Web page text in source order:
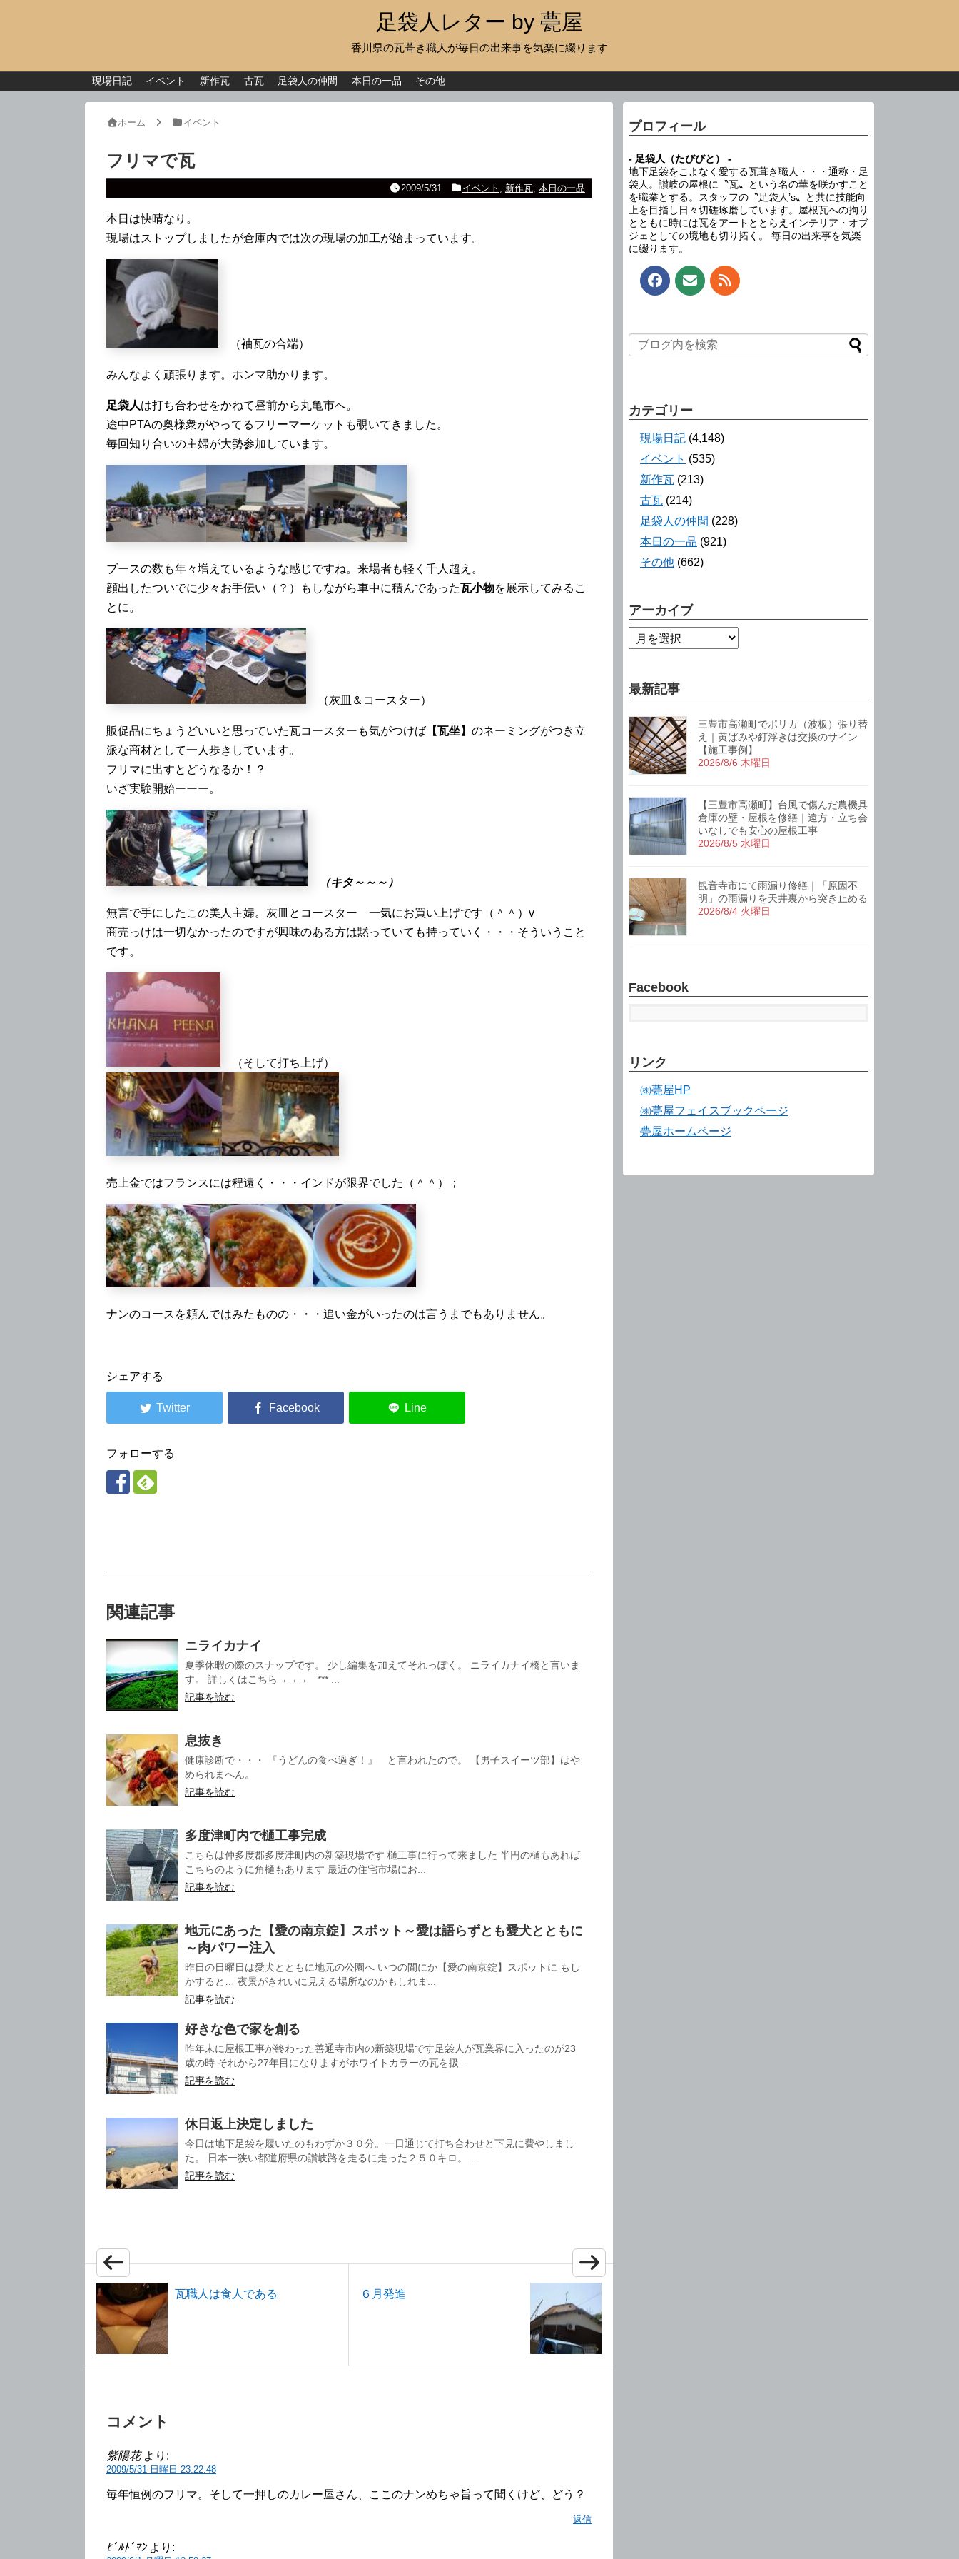
足袋人レター by 甍屋
香川県の瓦葺き職人が毎日の出来事を気楽に綴ります
現場日記 イベント 新作瓦 古瓦 足袋人の仲間 本日の一品 その他
ホーム イベント
フリマで瓦
2009/5/31 イベント , 新作瓦, 本日の一品
本日は快晴なり。
現場はストップしましたが倉庫内では次の現場の加工が始まっています。
（袖瓦の合端）
みんなよく頑張ります。ホンマ助かります。
足袋人は打ち合わせをかねて昼前から丸亀市へ。
途中PTAの奥様衆がやってるフリーマーケットも覗いてきました。
毎回知り合いの主婦が大勢参加しています。
ブースの数も年々増えているような感じですね。来場者も軽く千人超え。
顔出したついでに少々お手伝い（？）もしながら車中に積んであった瓦小物を展示してみるこ
とに。
（灰皿＆コースター）
販促品にちょうどいいと思っていた瓦コースターも気がつけば 【瓦坐】 のネーミングがつき立
派な商材として一人歩きしています。
フリマに出すとどうなるか！？
いざ実験開始ーーー。
（キタ～～～）
無言で手にしたこの美人主婦。灰皿とコースター 一気にお買い上げです（＾＾）v
商売っけは一切なかったのですが興味のある方は黙っていても持っていく・・・そういうこと
です。
（そして打ち上げ）
売上金ではフランスには程遠く・・・インドが限界でした（＾＾）；
ナンのコースを頼んではみたものの・・・追い金がいったのは言うまでもありません。
シェアする
フォローする
関連記事
ニライカナイ
夏季休暇の際のスナップです。 少し編集を加えてそれっぽく。 ニライカナイ橋と言いま
す。 詳しくはこちら→→→ *** ...
記事を読む
息抜き
健康診断で・・・ 『うどんの食べ過ぎ！』 と言われたので。 【男子スイーツ部】はや
められまへん。
記事を読む
多度津町内で樋工事完成
こちらは仲多度郡多度津町内の新築現場です 樋工事に行って来ました 半円の樋もあれば
こちらのように角樋もあります 最近の住宅市場にお...
記事を読む
地元にあった【愛の南京錠】スポット～愛は語らずとも愛犬とともに
～肉パワー注入
昨日の日曜日は愛犬とともに地元の公園へ いつの間にか【愛の南京錠】スポットに もし
かすると… 夜景がきれいに見える場所なのかもしれま...
記事を読む
好きな色で家を創る
昨年末に屋根工事が終わった善通寺市内の新築現場です足袋人が瓦業界に入ったのが23
歳の時 それから27年目になりますがホワイトカラーの瓦を扱...
記事を読む
休日返上決定しました
今日は地下足袋を履いたのもわずか３０分。一日通じて打ち合わせと下見に費やしまし
た。 日本一狭い都道府県の讃岐路を走るに走った２５０キロ。 ...
記事を読む
瓦職人は食人である ６月発進
コメント
紫陽花 より:
2009/5/31 日曜日 23:22:48
毎年恒例のフリマ。そして一押しのカレー屋さん、ここのナンめちゃ旨って聞くけど、どう？
返信
ﾋﾞﾙﾄﾞﾏﾝ より:
プロフィール
- 足袋人（たびびと） -
地下足袋をこよなく愛する瓦葺き職人・・・通称・足
袋人。讃岐の屋根に〝瓦〟という名の華を咲かすこと
を職業とする。スタッフの〝足袋人’s〟と共に技能向
上を目指し日々切磋琢磨しています。屋根瓦への拘り
とともに時には瓦をアートととらえインテリア・オブ
ジェとしての境地も切り拓く。 毎日の出来事を気楽
に綴ります。
カテゴリー
現場日記 (4,148)
イベント (535)
新作瓦 (213)
古瓦 (214)
足袋人の仲間 (228)
本日の一品 (921)
その他 (662)
アーカイブ
最新記事
三豊市高瀬町でポリカ（波板）張り替
え｜黄ばみや釘浮きは交換のサイン
【施工事例】
2026/8/6 木曜日
【三豊市高瀬町】台風で傷んだ農機具
倉庫の壁・屋根を修繕｜遠方・立ち会
いなしでも安心の屋根工事
2026/8/5 水曜日
観音寺市にて雨漏り修繕｜「原因不
明」の雨漏りを天井裏から突き止める
2026/8/4 火曜日
Facebook
リンク
㈱甍屋HP
㈱甍屋フェイスブックページ
甍屋ホームページ
現場日記
イベント
本日の一品
その他